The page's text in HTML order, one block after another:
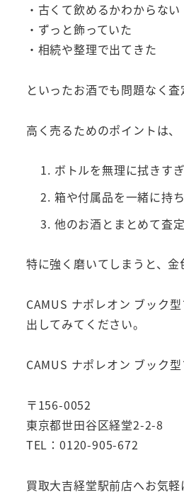
・古くて飲めるかわからない
・ずっと飾っていた
・相続や整理で出てきた
といったお酒でも問題なく
高く売るためのポイントは、
ボトルを無理に拭きす
箱や付属品を一緒に持
他のお酒とまとめて査
特に強く磨いてしまうと、
CAMUS ナポレオン ブック
出してみてください。
CAMUS ナポレオン ブック型
〒156-0052
東京都世田谷区経堂2-2-8
TEL：0120-905-672
買取大吉経堂駅前店へお気軽